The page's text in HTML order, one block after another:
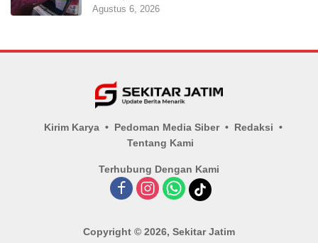
Agustus 6, 2026
Kirim Karya Pedoman Media Siber
Redaksi
Tentang Kami
Terhubung Dengan Kami
Copyright © 2026, Sekitar Jatim